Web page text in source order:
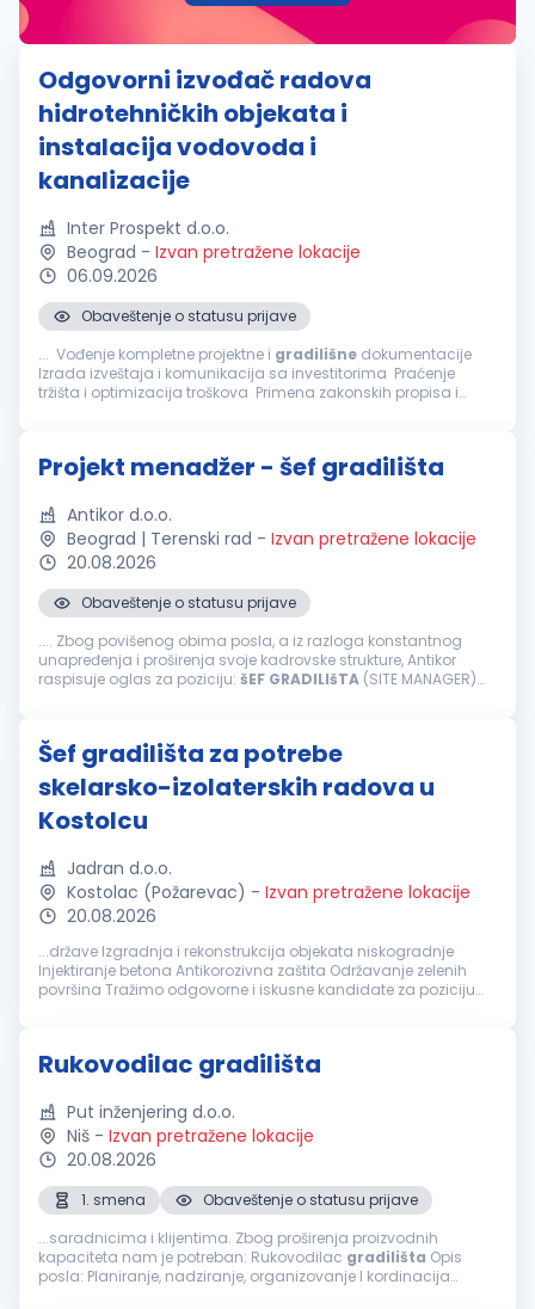
Odgovorni izvođač radova
hidrotehničkih objekata i
instalacija vodovoda i
kanalizacije
Inter Prospekt d.o.o.
Beograd - Izvan pretražene lokacije
06.09.2026
Obaveštenje o statusu prijave
... Vođenje kompletne projektne i gradilišne dokumentacije
Izrada izveštaja i komunikacija sa investitorima Praćenje
tržišta i optimizacija troškova Primena zakonskih propisa i
Projekt menadžer - šef gradilišta
Antikor d.o.o.
Beograd | Terenski rad - Izvan pretražene lokacije
20.08.2026
Obaveštenje o statusu prijave
.... Zbog povišenog obima posla, a iz razloga konstantnog
unapređenja i proširenja svoje kadrovske strukture, Antikor
raspisuje oglas za poziciju: šEF GRADILIšTA (SITE MANAGER)
Šef gradilišta za potrebe
skelarsko-izolaterskih radova u
Kostolcu
Jadran d.o.o.
Kostolac (Požarevac) - Izvan pretražene lokacije
20.08.2026
...države Izgradnja i rekonstrukcija objekata niskogradnje
Injektiranje betona Antikorozivna zaštita Održavanje zelenih
površina Tražimo odgovorne i iskusne kandidate za poziciju
Rukovodilac gradilišta
Put inženjering d.o.o.
Niš - Izvan pretražene lokacije
20.08.2026
1. smena
Obaveštenje o statusu prijave
...saradnicima i klijentima. Zbog proširenja proizvodnih
kapaciteta nam je potreban: Rukovodilac gradilišta Opis
posla: Planiranje, nadziranje, organizovanje I kordinacija